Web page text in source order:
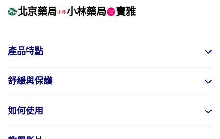
北京藥局 小林藥局 寶雅
產品特點
舒緩與保護
如何使用